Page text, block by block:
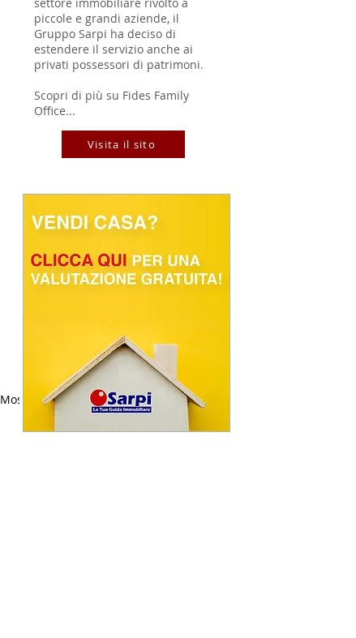
Mostra tutti
piccole e grandi aziende, il
Gruppo Sarpi ha deciso di
estendere il servizio anche ai
privati possessori di patrimoni.
Scopri di più su Fides Family
Office...
Visita il sito